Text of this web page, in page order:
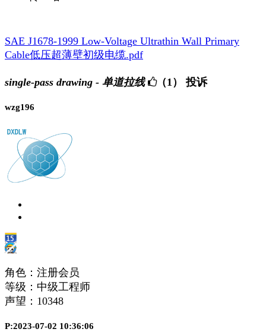
SAE J1678-1999 Low-Voltage Ultrathin Wall Primary
Cable低压超薄壁初级电缆.pdf
single-pass drawing - 单道拉线 （1） 投诉
wzg196
角色：注册会员
等级：中级工程师
声望： 10348
P:2023-07-02 10:36:06